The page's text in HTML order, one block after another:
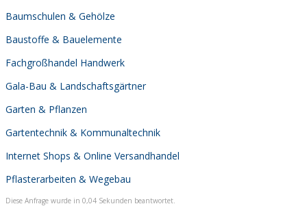
Baumschulen & Gehölze
Baustoffe & Bauelemente
Fachgroßhandel Handwerk
Gala-Bau & Landschaftsgärtner
Garten & Pflanzen
Gartentechnik & Kommunaltechnik
Internet Shops & Online Versandhandel
Pflasterarbeiten & Wegebau
Diese Anfrage wurde in 0,04 Sekunden beantwortet.